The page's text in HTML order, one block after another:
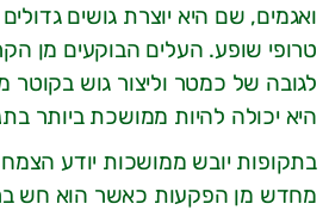
ואגמים, שם היא יוצרת גושים
טרופי שופע. העלים הבוקעים מן
לגובה של כמטר וליצור גוש בקוטר
היא יכולה להיות ממושכת ביותר
בתקופות יובש ממושכות יודע
מחדש מן הפקעות כאשר הוא חש